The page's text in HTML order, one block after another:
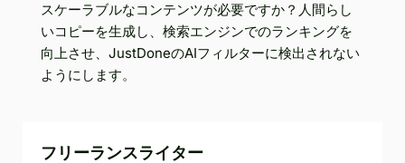
スケーラブルなコンテンツが必要ですか？人間らし
いコピーを生成し、検索エンジンでのランキングを
向上させ、JustDoneのAIフィルターに検出されない
ようにします。
フリーランスライター